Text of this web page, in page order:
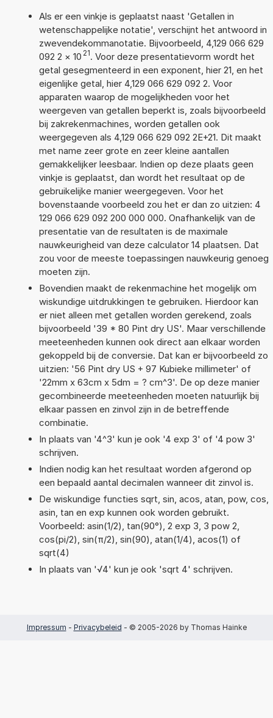
Als er een vinkje is geplaatst naast 'Getallen in
wetenschappelijke notatie', verschijnt het antwoord in
zwevendekommanotatie. Bijvoorbeeld, 4,129 066 629
092 2 × 10 21. Voor deze presentatievorm wordt het
getal gesegmenteerd in een exponent, hier 21, en het
eigenlijke getal, hier 4,129 066 629 092 2. Voor
apparaten waarop de mogelijkheden voor het
weergeven van getallen beperkt is, zoals bijvoorbeeld
bij zakrekenmachines, worden getallen ook
weergegeven als 4,129 066 629 092 2E+21. Dit maakt
met name zeer grote en zeer kleine aantallen
gemakkelijker leesbaar. Indien op deze plaats geen
vinkje is geplaatst, dan wordt het resultaat op de
gebruikelijke manier weergegeven. Voor het
bovenstaande voorbeeld zou het er dan zo uitzien: 4
129 066 629 092 200 000 000. Onafhankelijk van de
presentatie van de resultaten is de maximale
nauwkeurigheid van deze calculator 14 plaatsen. Dat
zou voor de meeste toepassingen nauwkeurig genoeg
moeten zijn.
Bovendien maakt de rekenmachine het mogelijk om
wiskundige uitdrukkingen te gebruiken. Hierdoor kan
er niet alleen met getallen worden gerekend, zoals
bijvoorbeeld '39 * 80 Pint dry US'. Maar verschillende
meeteenheden kunnen ook direct aan elkaar worden
gekoppeld bij de conversie. Dat kan er bijvoorbeeld zo
uitzien: '56 Pint dry US + 97 Kubieke millimeter' of
'22mm x 63cm x 5dm = ? cm^3'. De op deze manier
gecombineerde meeteenheden moeten natuurlijk bij
elkaar passen en zinvol zijn in de betreffende
combinatie.
In plaats van '4^3' kun je ook '4 exp 3' of '4 pow 3'
schrijven.
Indien nodig kan het resultaat worden afgerond op
een bepaald aantal decimalen wanneer dit zinvol is.
De wiskundige functies sqrt, sin, acos, atan, pow, cos,
asin, tan en exp kunnen ook worden gebruikt.
Voorbeeld: asin(1/2), tan(90°), 2 exp 3, 3 pow 2,
cos(pi/2), sin(π/2), sin(90), atan(1/4), acos(1) of
sqrt(4)
In plaats van '√4' kun je ook 'sqrt 4' schrijven.
Impressum - Privacybeleid - © 2005-2026 by Thomas Hainke